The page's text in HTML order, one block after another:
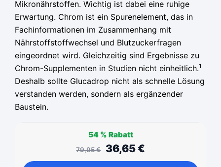
Mikronährstoffen. Wichtig ist dabei eine ruhige
Erwartung. Chrom ist ein Spurenelement, das in
Fachinformationen im Zusammenhang mit
Nährstoffstoffwechsel und Blutzuckerfragen
eingeordnet wird. Gleichzeitig sind Ergebnisse zu
Chrom-Supplementen in Studien nicht einheitlich.1
Deshalb sollte Glucadrop nicht als schnelle Lösung
verstanden werden, sondern als ergänzender
Baustein.
54 % Rabatt
79,95€ 36,65€